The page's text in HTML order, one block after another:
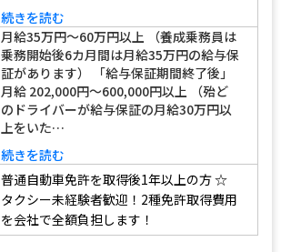
続きを読む
月給35万円～60万円以上 （養成乗務員は
乗務開始後6カ月間は月給35万円の給与保
証があります） 「給与保証期間終了後」
月給 202,000円～600,000円以上 （殆ど
のドライバーが給与保証の月給30万円以
上をいた…
続きを読む
普通自動車免許を取得後1年以上の方☆
タクシー未経験者歓迎！2種免許取得費用
を会社で全額負担します！